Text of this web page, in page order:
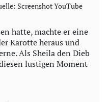
Screenshot YouTube
hatte, machte er eine
Karotte heraus und
Als Sheila den Dieb
lustigen Moment